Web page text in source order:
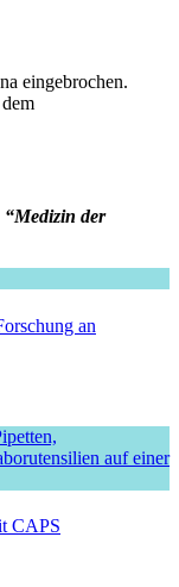
eingebrochen.
“Medizin der
an
CAPS